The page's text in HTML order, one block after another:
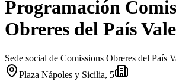
Programación
Obreres del País
Sede social de Comissions Obreres del País
Plaza Nápoles y Sicilia, 5